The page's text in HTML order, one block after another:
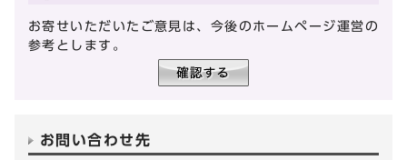
お寄せいただいたご意見は、今後のホームページ運営の
参考とします。
お問い合わせ先